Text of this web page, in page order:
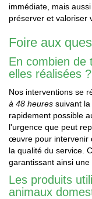
immédiate, mais
préserver et valoriser
Foire aux
En combien de
elles réalisées ?
Nos interventions se
à 48 heures suivant
rapidement possible
l'urgence que peut
œuvre pour intervenir
la qualité du service.
garantissant ainsi
Les produits
animaux